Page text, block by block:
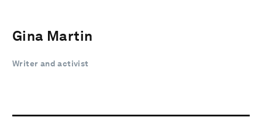
Gina Martin
Writer and activist